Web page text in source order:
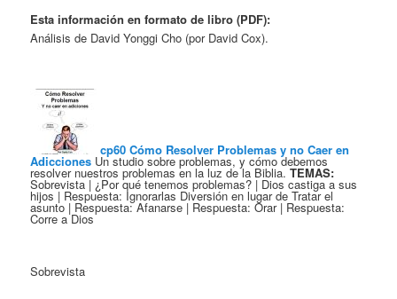
Esta información en formato de libro (PDF):
Análisis de David Yonggi Cho (por David Cox).
cp60 Cómo Resolver Problemas y no Caer en
Adicciones Un studio sobre problemas, y cómo debemos
resolver nuestros problemas en la luz de la Biblia.TEMAS:
Sobrevista | ¿Por qué tenemos problemas? | Dios castiga a sus
hijos | Respuesta: Ignorarlas Diversión en lugar de Tratar el
asunto | Respuesta: Afanarse | Respuesta: Orar | Respuesta:
Corre a Dios
Sobrevista